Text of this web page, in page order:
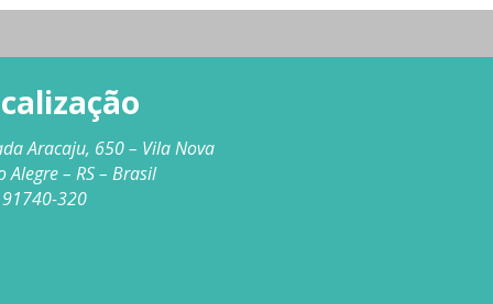
Aracaju, 650 – Vila Nova
Alegre – RS – Brasil
91740-320